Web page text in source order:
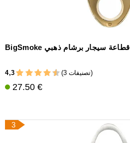
BigSmoke قطاعة سيجار برشام ذهبي
4,3 (3 تصنيفات)
27.50 €
3